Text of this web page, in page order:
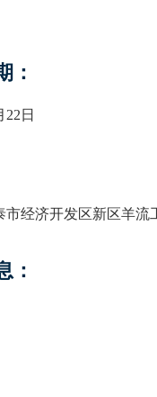
：
22日
市经济开发区新区羊流
：